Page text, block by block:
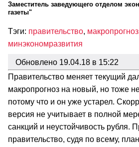
Заместитель заведующего отделом
газеты"
Тэги: правительство, макропрогноз
минэкономразвития
Обновлено 19.04.18 в 15:22
Правительство меняет текущий
макропрогноз на новый, но тоже
потому что и он уже устарел.
версия не учитывает в полной
санкций и неустойчивость рубля.
правительство, судя по всему,